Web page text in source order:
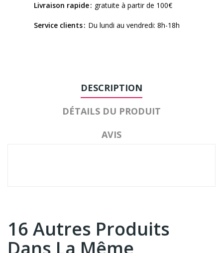
Livraison rapide gratuite à partir de 100€
Service clients Du lundi au vendredi: 8h-18h
DESCRIPTION
DÉTAILS DU PRODUIT
AVIS
16 Autres Produits